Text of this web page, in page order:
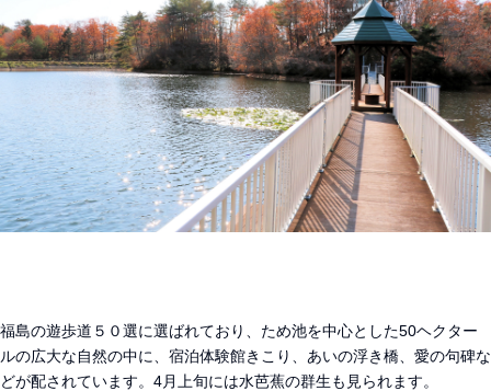
福島の遊歩道５０選に選ばれており、ため池を中心とした50ヘクター
ルの広大な自然の中に、宿泊体験館きこり、あいの浮き橋、愛の句碑な
どが配されています。4月上旬には水芭蕉の群生も見られます。